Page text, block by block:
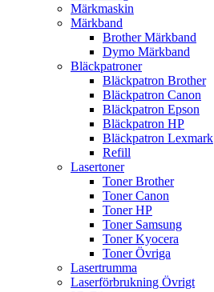
Märkmaskin
Märkband
Brother Märkband
Dymo Märkband
Bläckpatroner
Bläckpatron Brother
Bläckpatron Canon
Bläckpatron Epson
Bläckpatron HP
Bläckpatron Lexmark
Refill
Lasertoner
Toner Brother
Toner Canon
Toner HP
Toner Samsung
Toner Kyocera
Toner Övriga
Lasertrumma
Laserförbrukning Övrigt